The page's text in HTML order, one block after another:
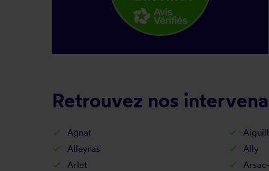
Retrouvez nos
Agnat
Alleyras
Ally
Arlet